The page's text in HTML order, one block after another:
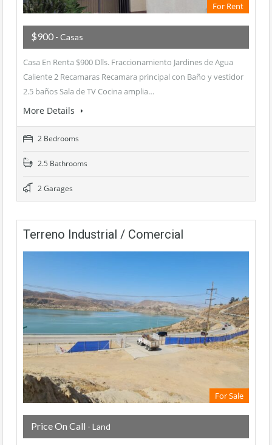
For Rent
$900 - Casas
Casa En Renta $900 Dlls. Fraccionamiento Jardines de Agua
Caliente 2 Recamaras Recamara principal con Baño y vestidor
2.5 baños Sala de TV Cocina amplia…
More Details
2 Bedrooms
2.5 Bathrooms
2 Garages
Terreno Industrial / Comercial
For Sale
Price On Call - Land